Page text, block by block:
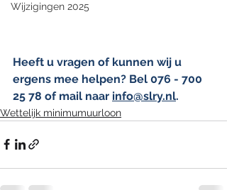
Wijzigingen 2025
Heeft u vragen of kunnen wij u
ergens mee helpen? Bel 076 - 700
25 78 of mail naar info@slry.nl.
Wettelijk minimumuurloon